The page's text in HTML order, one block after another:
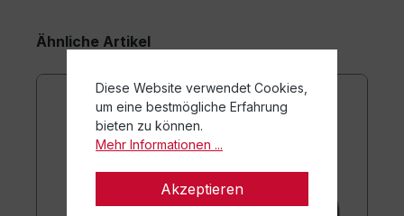
Ähnliche Artikel
Diese Website verwendet Cookies,
um eine bestmögliche Erfahrung
bieten zu können.
Mehr Informationen ...
Akzeptieren